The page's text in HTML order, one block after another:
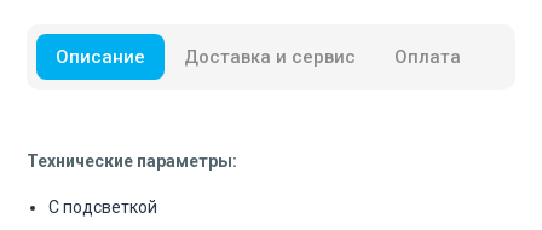
Описание Доставка и сервис Оплата
Технические параметры:
С подсветкой